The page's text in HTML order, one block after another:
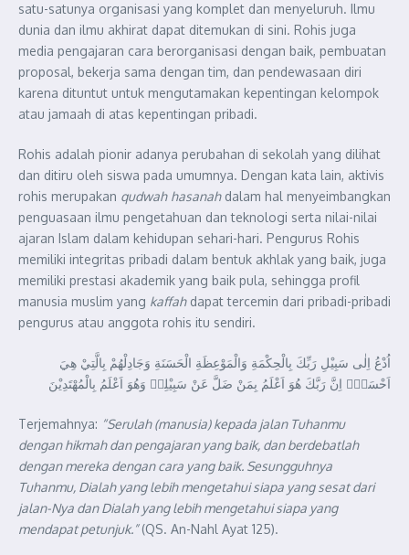
satu-satunya organisasi yang komplet dan menyeluruh. Ilmu
dunia dan ilmu akhirat dapat ditemukan di sini. Rohis juga
media pengajaran cara berorganisasi dengan baik, pembuatan
proposal, bekerja sama dengan tim, dan pendewasaan diri
karena dituntut untuk mengutamakan kepentingan kelompok
atau jamaah di atas kepentingan pribadi.
Rohis adalah pionir adanya perubahan di sekolah yang dilihat
dan ditiru oleh siswa pada umumnya. Dengan kata lain, aktivis
rohis merupakan qudwah hasanahdalam hal menyeimbangkan
penguasaan ilmu pengetahuan dan teknologi serta nilai-nilai
ajaran Islam dalam kehidupan sehari-hari. Pengurus Rohis
memiliki integritas pribadi dalam bentuk akhlak yang baik, juga
memiliki prestasi akademik yang baik pula, sehingga profil
manusia muslim yang kaffahdapat tercemin dari pribadi-pribadi
pengurus atau anggota rohis itu sendiri.
اُدْعُ اِلٰى سَبِيْلِ رَبِّكَ بِالْحِكْمَةِ وَالْمَوْعِظَةِ الْحَسَنَةِ وَجَادِلْهُمْ بِالَّتِيْ هِيَ
اَحْسَنُۗ اِنَّ رَبَّكَ هُوَ اَعْلَمُ بِمَنْ ضَلَّ عَنْ سَبِيْلِهٖ وَهُوَ اَعْلَمُ بِالْمُهْتَدِيْنَ
Terjemahnya: “Serulah (manusia) kepada jalan Tuhanmu
dengan hikmah dan pengajaran yang baik, dan berdebatlah
dengan mereka dengan cara yang baik. Sesungguhnya
Tuhanmu, Dialah yang lebih mengetahui siapa yang sesat dari
jalan-Nya dan Dialah yang lebih mengetahui siapa yang
mendapat petunjuk.”(QS. An-Nahl Ayat 125).